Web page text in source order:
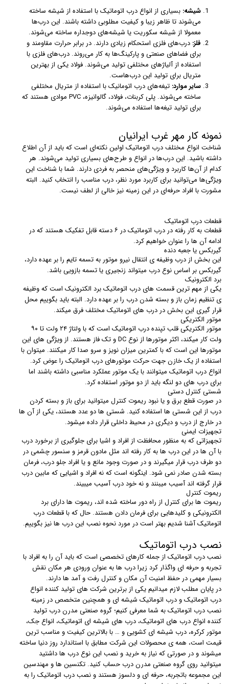
شیشه: بسیاری از انواع درب اتوماتیک با استفاده از شیشه ساخته
می‌شوند تا ظاهر زیبا و کیفیت مطلوبی داشته باشند. این درب‌ها
معمولا از شیشه سکوریت یا شیشه‌های دوجداره ساخته می‌شوند.
فلز: درب‌های فلزی استحکام زیادی دارند. در برابر حرارت مقاومند و
برای فضاهای صنعتی و پارکینگ‌ها به کار می‌روند. درب‌های فلزی با
استفاده از آلیاژهای مختلفی تولید می‌شوند. فولاد یکی از بهترین
متریال برای تولید این درب‌هاست.
سایر موارد: تیغه‌های درب اتومانیک با استفاده از متریال مختلفی
ساخته می‌شوند. پلی کربنات، فولاد، گالوانیزه، PVC موادی هستند که
برای تولید تیغه‌ها استفاده می‌شوند.
نمونه کار مهر غرب ایرانیان
شناخت انواع مختلف درب اتوماتیک اولین نکته‌ای است که باید از آن اطلاع
داشته باشید. این درب‌ها در انواع و طرح‌های بسیاری تولید می‌شوند. هر
کدام از آن‌ها کاربرد و ویژگی‌های منحصر به فردی دارند. شما با شناخت این
ویژگی‌ها می‌توانید برای کاربرد مورد نظر، درب مناسب را انتخاب کنید. البته
مشورت با افراد حرفه‌ای در این زمینه نیز خالی از لطف نیست.
قطعات درب اتوماتیک
قطعات به کار رفته در درب اتوماتیک در ۶ دسته قابل تفکیک هستند که در
ادامه آن ها را عنوان خواهیم کرد.
گیربکس یا جعبه دنده
این بخش از درب وظیفه ی انتقال نیرو موتور به تسمه تایم را بر عهده دارد،
گیربکس بر اساس نوع درب میتواند زنجیری یا تسمه بازویی باشد.
برد الکترونیک
یکی از مهم ترین قسمت های درب اتوماتیک برد الکترونیک است که وظیفه
ی تنظیم زمان باز و بسته شدن درب را بر عهده دارد. البته باید بگوییم محل
قرار گیری این بخش در درب های اتوماتیک مختلف فرق میکند.
موتور الکتریکی
موتور الکتریکی قلب تپنده درب اتوماتیک است که با ولتاژ ۲۴ ولت تا ۹۰
ولت کار میکند، اکثر موتورها از نوع DC و تک فاز هستند. از ویژگی های این
موتورها این است که با کمترین میزان نویز و سرو صدا کار میکنند. میتوان با
استفاده از یک خازن جهت حرکت موتورهای درب اتوماتیک را عوض کرد.
انواع درب اتوماتیک میتوانند با یک موتور عملکرد مناسبی داشته باشند اما
برای درب های دو لنگه باید از دو موتور استفاده کرد.
شستی کنترل دستی
در صورت قطع برق و یا نبود ریموت کنترل میتوانید برای باز و بسته کردن
درب از این شستی ها استفاده کنید. شستی ها دو عدد هستند، یکی از آن ها
در خارج از درب و دیگری در محیط داخلی قرار داده میشود.
تجهیزات ایمنی
تجهیزاتی که به منظور محافظت از افراد و اشیا برای جلوگیری از برخورد درب
با آن ها در این درب ها به کار رفته اند مثل مادون قرمز و سنسور چشمی در
دو طرف درب قرار میگیرند و در صورت وجود مانع و یا افراد جلو درب، فرمان
بسته شدن صادر نمی شود. اینگونه است که نه افراد و اشیایی که مابین درب
قرار گرفته اند آسیب میبنند و نه خود درب آسیب میبیند.
ریموت کنترل
ریموت ها برای کنترل از راه دور ساخته شده اند، ریموت ها دارای برد
الکترونیکی و کلیدهایی برای فرمان دادن هستند. حال که با قطعات درب
اتوماتیک آشنا شدیم بهتر است در مورد نحوه نصب این درب ها نیز بگوییم.
نصب درب اتوماتیک
نصب درب اتوماتیک از جمله کارهای تخصصی است که باید آن را به افراد با
تجربه و حرفه ای واگذار کرد زیرا درب ها به عنوان ورودی هر مکان نقش
بسیار مهمی در حفظ امنیت آن مکان و کنترل رفت و آمد ها دارند.
در پایان مطلب لازم میدانیم یکی از برترین شرکت های تولید کننده انواع
درب اتوماتیک و درب اتوماتیک شیشه ای و همچنین متخصص در زمینه
نصب درب اتوماتیک به شما معرفی کنیم؛ گروه صنعتی مدرن درب تولید
کننده انواع درب های اتوماتیک، درب های شیشه ای اتوماتیک، انواع جک،
موتور کرکره، درب شیشه ای کشویی و … با بالاترین کیفیت و مناسب ترین
قیمت است، همه ی محصولات این شرکت مطابق با استاندارد روز دنیا ساخته
میشوند و در صورتی که نیاز به خرید و نصب این نوع درب ها داشتید
میتوانید روی گروه صنعتی مدرن درب حساب کنید. تکنسین ها و مهندسین
این مجموعه باتجربه، حرفه ای و دلسوز هستند و نصب درب اتوماتیک را به